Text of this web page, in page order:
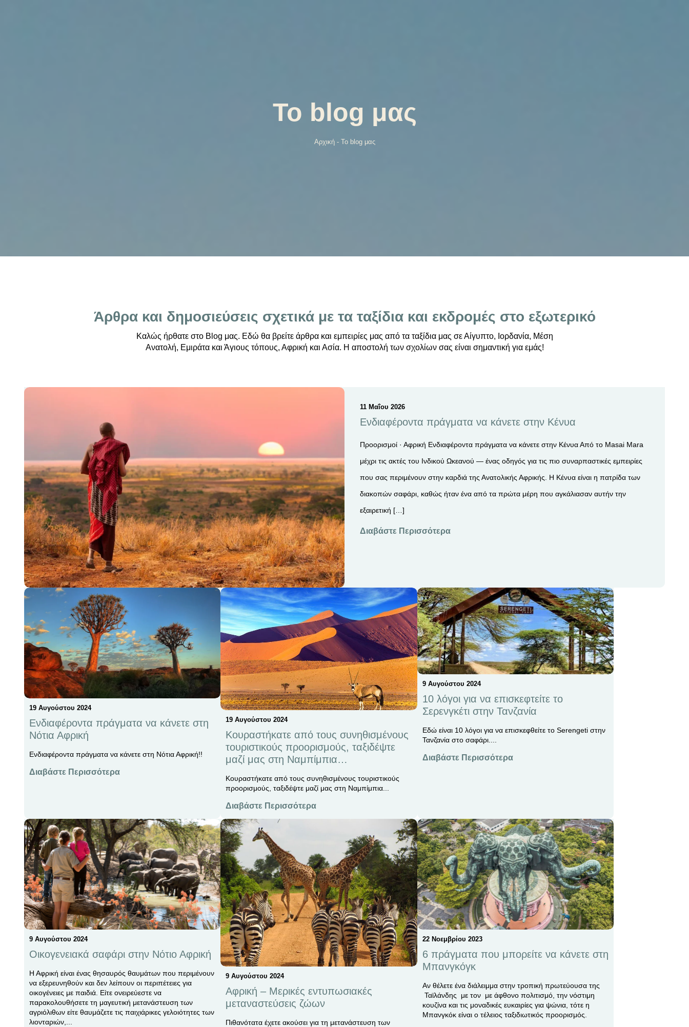
Το blog μας
Αρχική- Το blog μας
Άρθρα και δημοσιεύσεις σχετικά με τα ταξίδια και εκδρομές στο εξωτερικό
Καλώς ήρθατε στο Blog μας. Εδώ θα βρείτε άρθρα και εμπειρίες μας από τα ταξίδια μας σε Αίγυπτο, Ιορδανία, Μέση
Ανατολή, Εμιράτα και Άγιους τόπους, Αφρική και Ασία. Η αποστολή των σχολίων σας είναι σημαντική για εμάς!
11 Μαΐου 2026
Ενδιαφέροντα πράγματα να κάνετε στην Κένυα
Προορισμοί · Αφρική Ενδιαφέροντα πράγματα να κάνετε στην Κένυα Από το Masai Mara
μέχρι τις ακτές του Ινδικού Ωκεανού — ένας οδηγός για τις πιο συναρπαστικές εμπειρίες
που σας περιμένουν στην καρδιά της Ανατολικής Αφρικής. Η Κένυα είναι η πατρίδα των
διακοπών σαφάρι, καθώς ήταν ένα από τα πρώτα μέρη που αγκάλιασαν αυτήν την
εξαιρετική […]
Διαβάστε Περισσότερα
19 Αυγούστου 2024
Ενδιαφέροντα πράγματα να κάνετε στη
Νότια Αφρική
Ενδιαφέροντα πράγματα να κάνετε στη Νότια Αφρική!!
Διαβάστε Περισσότερα
19 Αυγούστου 2024
Κουραστήκατε από τους συνηθισμένους
τουριστικούς προορισμούς, ταξιδέψτε
μαζί μας στη Ναμπίμπια…
Κουραστήκατε από τους συνηθισμένους τουριστικούς
προορισμούς, ταξιδέψτε μαζί μας στη Ναμπίμπια...
Διαβάστε Περισσότερα
9 Αυγούστου 2024
10 λόγοι για να επισκεφτείτε το
Σερενγκέτι στην Τανζανία
Εδώ είναι 10 λόγοι για να επισκεφθείτε το Serengeti στην
Τανζανία στο σαφάρι....
Διαβάστε Περισσότερα
9 Αυγούστου 2024
Οικογενειακά σαφάρι στην Νότιο Αφρική
Η Αφρική είναι ένας θησαυρός θαυμάτων που περιμένουν
να εξερευνηθούν και δεν λείπουν οι περιπέτειες για
οικογένειες με παιδιά. Είτε ονειρεύεστε να
παρακολουθήσετε τη μαγευτική μετανάστευση των
αγριόλιθων είτε θαυμάζετε τις παιχιάρικες γελοιότητες των
λιονταριών,...
9 Αυγούστου 2024
Αφρική – Μερικές εντυπωσιακές
μεταναστεύσεις ζώων
Πιθανότατα έχετε ακούσει για τη μετανάστευση των
22 Νοεμβρίου 2023
6 πράγματα που μπορείτε να κάνετε στη
Μπανγκόγκ
Αν θέλετε ένα διάλειμμα στην τροπική πρωτεύουσα της
Ταϊλάνδης με τον με άφθονο πολιτισμό, την νόστιμη
κουζίνα και τις μοναδικές ευκαιρίες για ψώνια, τότε η
Μπανγκόκ είναι ο τέλειος ταξιδιωτικός προορισμός.